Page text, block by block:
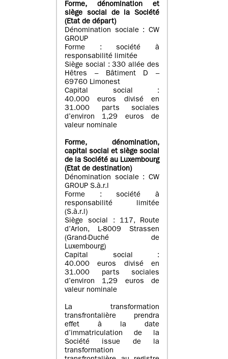
Forme, dénomination et
siège social de la Société
(Etatde départ)
Dénomination sociale : CW
GROUP
Forme : société à
responsabilité limitée
Siège social : 330 allée des
Hêtres – Bâtiment D –
69760 Limonest
Capital social :
40.000 euros divisé en
31.000 parts sociales
d’environ 1,29 euros de
valeur nominale
Forme, dénomination,
capital social et siège social
de la Société au Luxembourg
(Etat de destination)
Dénomination sociale : CW
GROUP S.à.r.l
Forme : société à
responsabilité limitée
(S.à.r.l)
Siège social : 117, Route
d’Arlon, L-8009 Strassen
(Grand-Duché de
Luxembourg)
Capital social :
40.000 euros divisé en
31.000 parts sociales
d’environ 1,29 euros de
valeur nominale
La transformation
transfrontalière prendra
effet à la date
d’immatriculation de la
Société issue de la
transformation